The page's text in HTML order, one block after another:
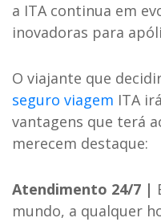
a ITA continua em
inovadoras para
O viajante que
seguro viagem ITA
vantagens que terá
merecem destaque:
Atendimento 24/7 |
mundo, a qualquer